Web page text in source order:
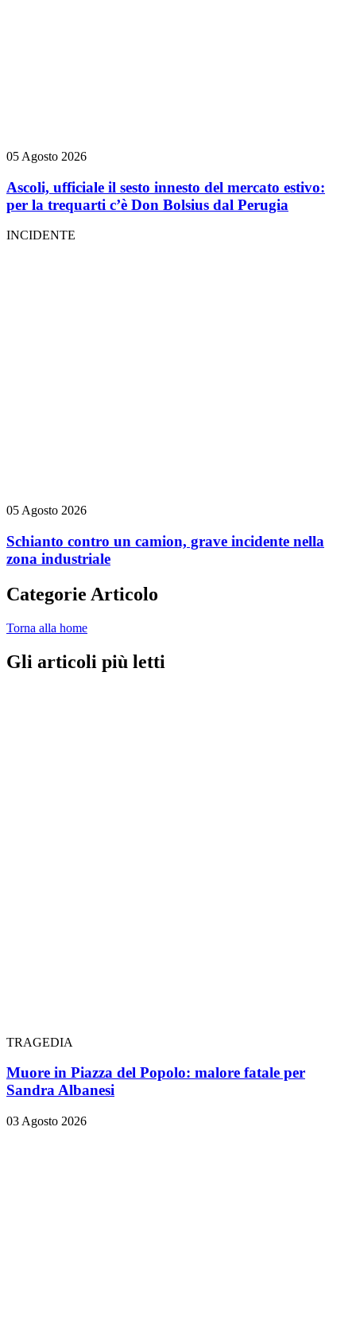
05 Agosto 2026
Ascoli, ufficiale il sesto innesto del mercato estivo:
per la trequarti c’è Don Bolsius dal Perugia
INCIDENTE
05 Agosto 2026
Schianto contro un camion, grave incidente nella
zona industriale
Categorie Articolo
Torna alla home
Gli articoli più letti
TRAGEDIA
Muore in Piazza del Popolo: malore fatale per
Sandra Albanesi
03 Agosto 2026